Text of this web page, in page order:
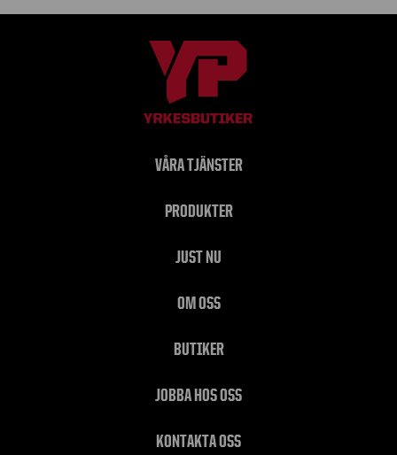
VÅRA TJÄNSTER
PRODUKTER
JUST NU
OM OSS
BUTIKER
JOBBA HOS OSS
KONTAKTA OSS